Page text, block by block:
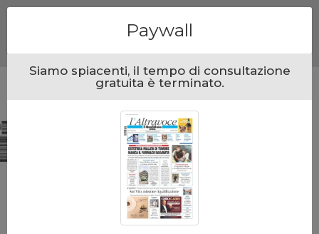
Paywall
Siamo spiacenti, il tempo di consultazione
gratuita è terminato.